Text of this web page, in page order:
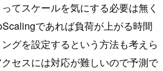
てスケールを気にする必要は無く
であれば負荷が上がる時間
グを設定するという方法も考えら
セスには対応が難しいので予測で